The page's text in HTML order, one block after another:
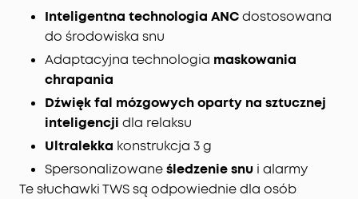
delikatnego silikonu. Ergonomiczna konstrukcja
3D dopasowuje się do kształtu ucha, zmniejszając
nacisk i zapewniając komfort przez całą noc.
8-10 godzin odtwarzania:jedno ładowanie
zapewnia 8–10 godz. odtwarzania, a etui ładujące
pozwala na przedłużyć ten czas do 5 nocy, a
dzięki różnym trybom odtwarzania możesz cieszyć
się muzyką przez 6-16 godzin.
Monitorowanie snu i codzienne statystyki:
słuchawki monitorują czas trwania snu, pozycję
podczas snu i poziom chrapania. Dane są
Inteligentna technologia ANCdostosowana
do środowiska snu
Adaptacyjna technologia maskowania
chrapania
Dźwięk fal mózgowych oparty na sztucznej
inteligencji dla relaksu
Ultralekka konstrukcja 3 g
Spersonalizowaneśledzenie snu i alarmy
Te słuchawki TWS są odpowiednie dla osób